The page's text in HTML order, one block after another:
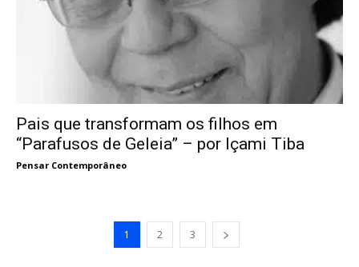
Pais que transformam os filhos em
“Parafusos de Geleia” – por Içami Tiba
Pensar Contemporâneo
1 2 3